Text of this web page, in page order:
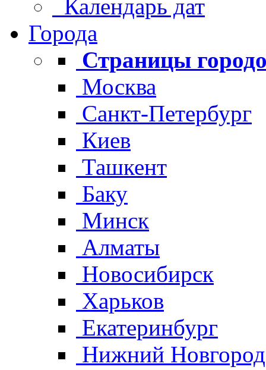
Календарь дат
Города
Страницы
Москва
Санкт-Петербург
Киев
Ташкент
Баку
Минск
Алматы
Новосибирск
Харьков
Екатеринбург
Нижний Новгород